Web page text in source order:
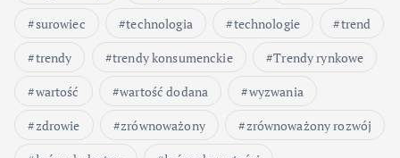
surowiec
technologia technologie
trend
trendy
trendy konsumenckie
Trendy rynkowe
wartość
wartość dodana
wyzwania
zdrowie
zrównoważony
zrównoważony rozwój